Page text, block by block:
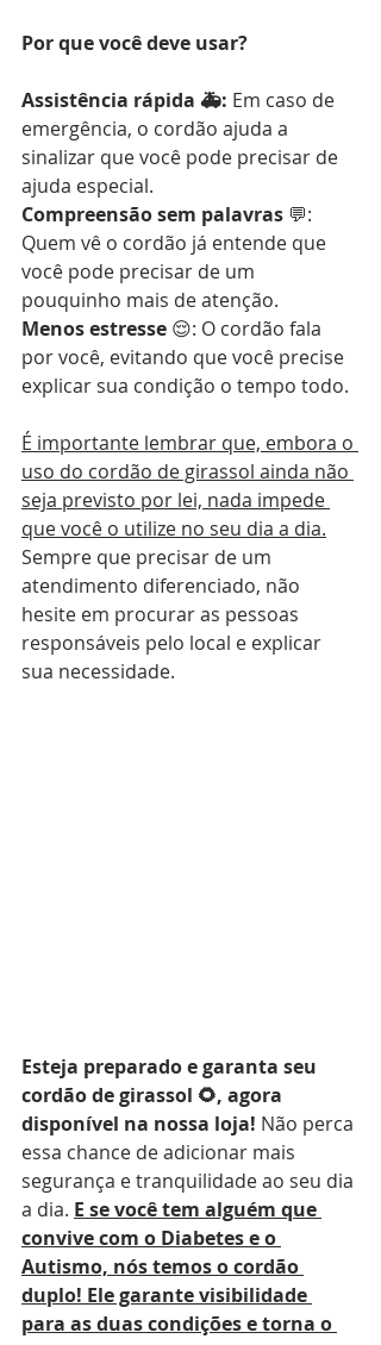
Por que você deve usar?
Assistência rápida 🚑: Em caso de
emergência, o cordão ajuda a
sinalizar que você pode precisar de
ajuda especial.
Compreensão sem palavras 💬:
Quem vê o cordão já entende que
você pode precisar de um
pouquinho mais de atenção.
Menos estresse 😌: O cordão fala
por você, evitando que você precise
explicar sua condição o tempo todo.
É importante lembrar que, embora o
uso do cordão de girassol ainda não
seja previsto por lei, nada impede
que você o utilize no seu dia a dia.
Sempre que precisar de um
atendimento diferenciado, não
hesite em procurar as pessoas
responsáveis pelo local e explicar
sua necessidade.
Esteja preparado e garanta seu
cordão de girassol 🌻, agora
disponível na nossa loja! Não perca
essa chance de adicionar mais
segurança e tranquilidade ao seu dia
a dia. E se você tem alguém que
convive com o Diabetes e o
Autismo, nós temos o cordão
duplo! Ele garante visibilidade
para as duas condições e torna o